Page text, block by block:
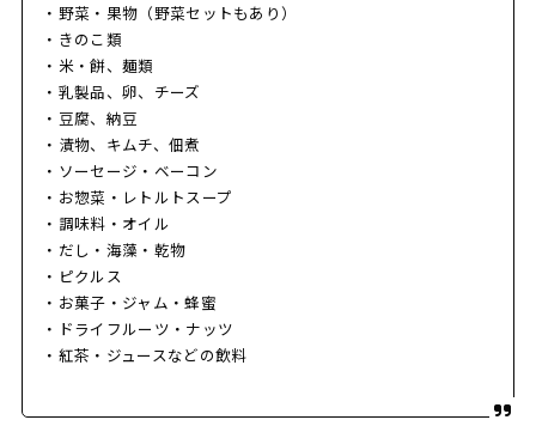
・野菜・果物（野菜セットもあり）
・きのこ類
・米・餅、麺類
・乳製品、卵、チーズ
・豆腐、納豆
・漬物、キムチ、佃煮
・ソーセージ・ベーコン
・お惣菜・レトルトスープ
・調味料・オイル
・だし・海藻・乾物
・ピクルス
・お菓子・ジャム・蜂蜜
・ドライフルーツ・ナッツ
・紅茶・ジュースなどの飲料